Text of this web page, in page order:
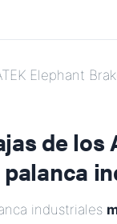
Elephant
de los
industriales